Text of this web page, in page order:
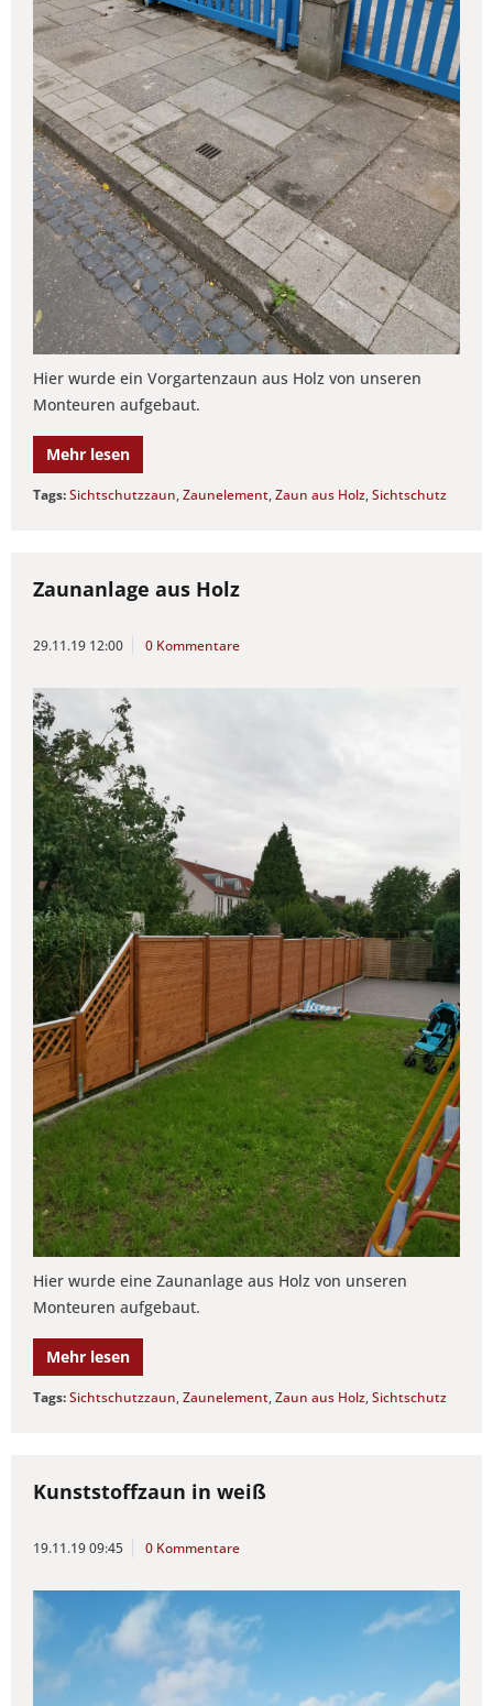
Hier wurde ein Vorgartenzaun aus Holz von unseren
Monteuren aufgebaut.
Mehr lesen
Tags:Sichtschutzzaun,Zaunelement,Zaun aus Holz,Sichtschutz
Zaunanlage aus Holz
29.11.19 12:00 0 Kommentare
Hier wurde eine Zaunanlage aus Holz von unseren
Monteuren aufgebaut.
Mehr lesen
Tags:Sichtschutzzaun,Zaunelement,Zaun aus Holz,Sichtschutz
Kunststoffzaun in weiß
19.11.19 09:45 0 Kommentare